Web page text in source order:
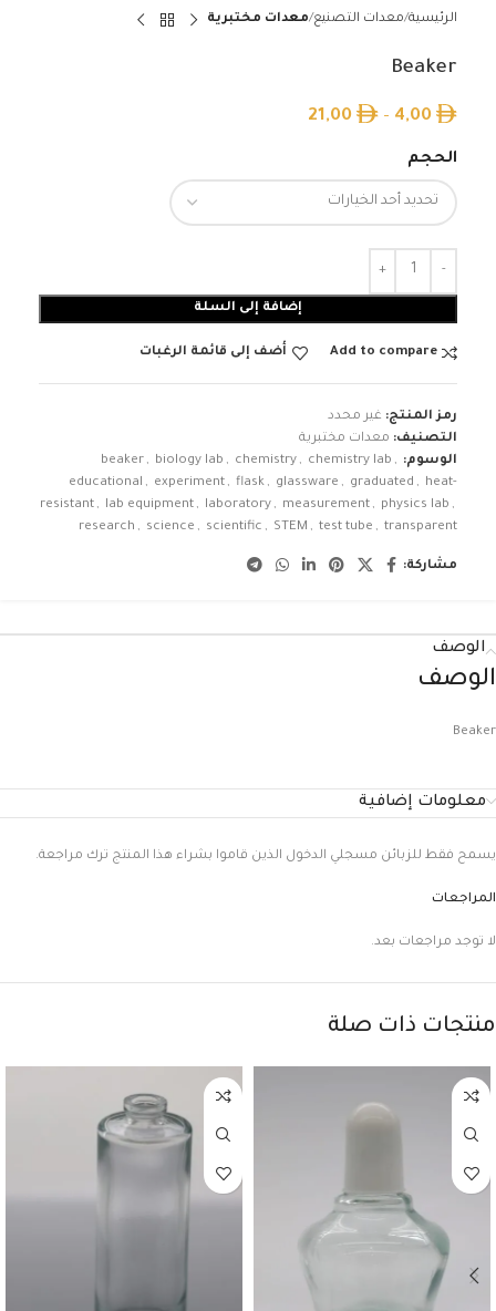
الرئيسية معدات التصنيع معدات مختبرية
Beaker
4,00
–
21,00
الحجم
إضافة إلى السلة
Add to compare أضف إلى قائمة الرغبات
رمز المنتج: غير محدد
التصنيف: معدات مختبرية
الوسوم:
beaker , biology lab , chemistry , chemistry lab ,
educational , experiment , flask , glassware , graduated , heat-
resistant , lab equipment , laboratory , measurement , physics lab ,
research , science , scientific , STEM , test tube , transparent
مشاركة:
الوصف
الوصف
Beaker
معلومات إضافية
المراجعات
لا توجد مراجعات بعد.
يسمح فقط للزبائن مسجلي الدخول الذين قاموا بشراء هذا المنتج ترك مراجعة.
منتجات ذات صلة